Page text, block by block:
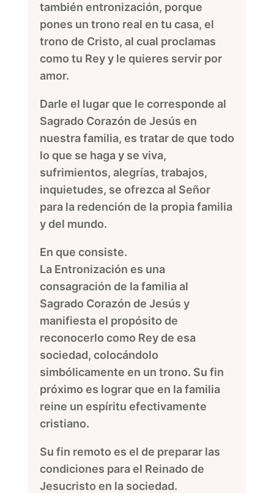
también entronización, porque
pones un trono real en tu casa, el
trono de Cristo, al cual proclamas
como tu Rey y le quieres servir por
amor.
Darle el lugar que le corresponde al
Sagrado Corazón de Jesús en
nuestra familia, es tratar de que todo
lo que se haga y se viva,
sufrimientos, alegrías, trabajos,
inquietudes, se ofrezca al Señor
para la redención de la propia familia
y del mundo.
En que consiste.
La Entronización es una
consagración de la familia al
Sagrado Corazón de Jesús y
manifiesta el propósito de
reconocerlo como Rey de esa
sociedad, colocándolo
simbólicamente en un trono. Su fin
próximo es lograr que en la familia
reine un espíritu efectivamente
cristiano.
Su fin remoto es el de preparar las
condiciones para el Reinado de
Jesucristo en la sociedad.